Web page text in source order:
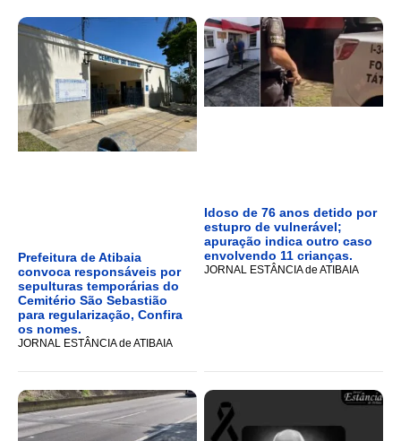
Prefeitura de Atibaia
convoca responsáveis por
sepulturas temporárias do
Cemitério São Sebastião
para regularização, Confira
os nomes.
JORNAL ESTÂNCIA de ATIBAIA
Idoso de 76 anos detido por
estupro de vulnerável;
apuração indica outro caso
envolvendo 11 crianças.
JORNAL ESTÂNCIA de ATIBAIA